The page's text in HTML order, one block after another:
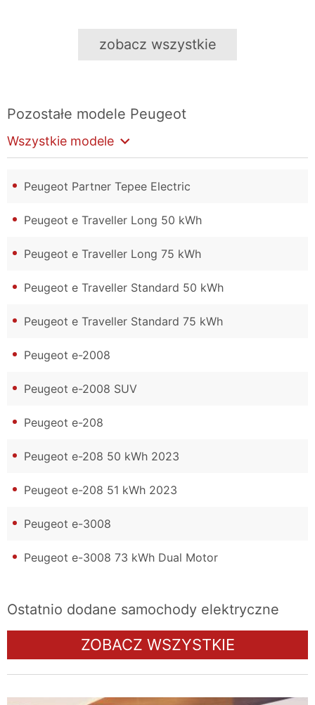
zobacz wszystkie
Pozostałe modele Peugeot
Wszystkie modele
Peugeot Partner Tepee Electric
Peugeot e Traveller Long 50 kWh
Peugeot e Traveller Long 75 kWh
Peugeot e Traveller Standard 50 kWh
Peugeot e Traveller Standard 75 kWh
Peugeot e-2008
Peugeot e-2008 SUV
Peugeot e-208
Peugeot e-208 50 kWh 2023
Peugeot e-208 51 kWh 2023
Peugeot e-3008
Peugeot e-3008 73 kWh Dual Motor
Ostatnio dodane samochody elektryczne
ZOBACZ WSZYSTKIE